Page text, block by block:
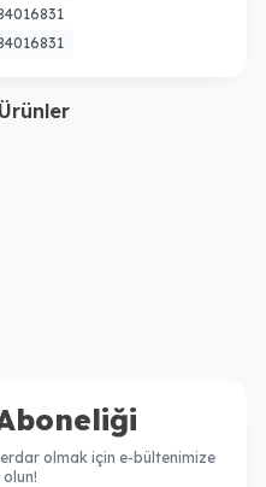
olmak için e-bültenimize